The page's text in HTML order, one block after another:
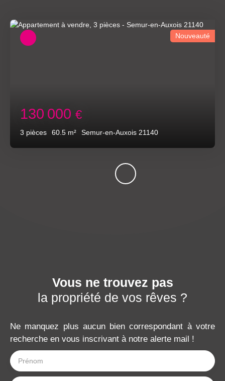
130 000 €
3 pièces 60.5 m² Semur-en-Auxois 21140
Nouveauté
Vous ne trouvez pas
la propriété de vos rêves ?
Ne manquez plus aucun bien correspondant à votre
recherche en vous inscrivant à notre alerte mail !
Prénom